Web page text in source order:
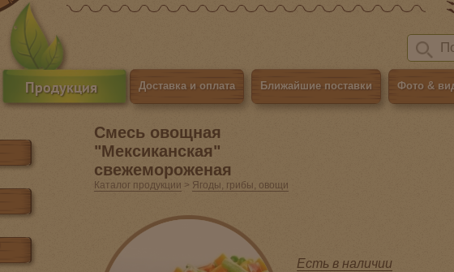
Продукция Доставка и оплата Ближайшие поставки Фото &
Смесь овощная
"Мексиканская"
свежемороженая
Каталог продукции > Ягоды, грибы, овощи
Есть в наличии